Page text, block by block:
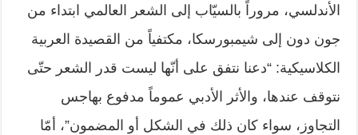
الأندلسي، مروراً بالسيّاب إلى الشعر العالمي ابتداء من
جون دون إلى شيمبورسكا، مكتفياً من القصيدة العربية
الكلاسيكية: “دعنا نتفق على أنّها ليست قدر الشعر حتّى
نتوقف عندها، والأثر الأدبي عموماً مدفوع بهاجس
التجاوز، سواء كان ذلك في الشكل أو المضمون”، أمّا